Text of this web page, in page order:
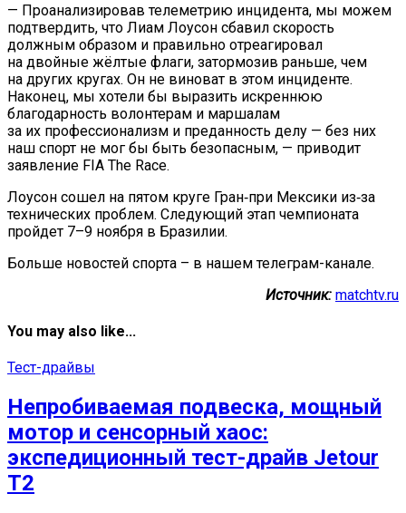
— Проанализировав телеметрию инцидента, мы можем
подтвердить, что Лиам Лоусон сбавил скорость
должным образом и правильно отреагировал
на двойные жёлтые флаги, затормозив раньше, чем
на других кругах. Он не виноват в этом инциденте.
Наконец, мы хотели бы выразить искреннюю
благодарность волонтерам и маршалам
за их профессионализм и преданность делу — без них
наш спорт не мог бы быть безопасным, — приводит
заявление FIA The Race.
Лоусон сошел на пятом круге Гран‑при Мексики из‑за
технических проблем. Следующий этап чемпионата
пройдет 7–9 ноября в Бразилии.
Больше новостей спорта – в нашем телеграм-канале.
Источник: matchtv.ru
You may also like...
Тест-драйвы
Непробиваемая подвеска, мощный
мотор и сенсорный хаос:
экспедиционный тест-драйв Jetour
T2